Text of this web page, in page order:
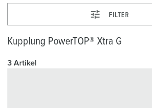
FILTER
Kupplung PowerTOP® Xtra G
3 Artikel